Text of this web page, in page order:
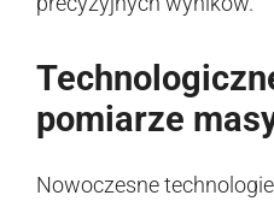
pomiarze
Nowoczesne